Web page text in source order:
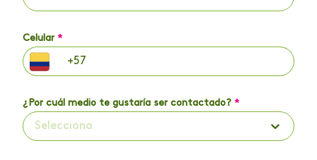
Celular *
¿Por cuál medio te gustaría ser contactado? *
Selecciona